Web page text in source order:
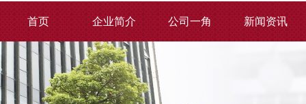
首页 企业简介 公司一角 新闻资讯